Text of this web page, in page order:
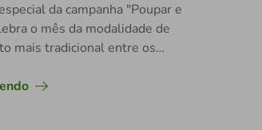
da campanha "Poupar e
o mês da modalidade de
mais tradicional entre os
São Paulo e Rio de Janeiro